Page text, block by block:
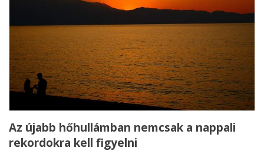
Az újabb hőhullámban nemcsak a nappali
rekordokra kell figyelni